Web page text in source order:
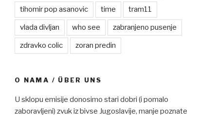
tihomir pop asanovic time tram11
vlada divljan who see zabranjeno pusenje
zdravko colic zoran predin
O NAMA / ÜBER UNS
U sklopu emisije donosimo stari dobri (i pomalo
zaboravljeni) zvuk iz bivse Jugoslavije, manje poznate